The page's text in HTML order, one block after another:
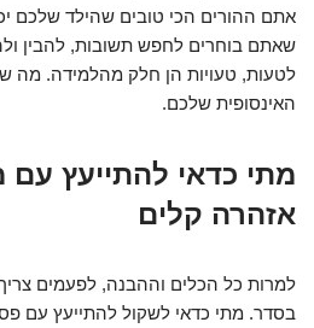
אתם ההורים הכי טובים שהילד שלכם
שאתם בוחרים לחפש תשובות, להבין
לטעות, טעויות הן חלק מהלמידה. מה
האינסופית שלכם.
אזהרה קלים
למרות כל הכלים וההבנה, לפעמים
בסדר. מתי כדאי לשקול להתייעץ עם